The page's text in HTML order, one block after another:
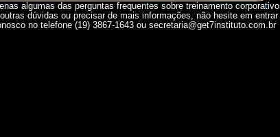
algumas das perguntas frequentes sobre treinamento corporativo.
dúvidas ou precisar de mais informações, não hesite em entrar
no telefone (19) 3867-1643 ou secretaria@get7instituto.com.br